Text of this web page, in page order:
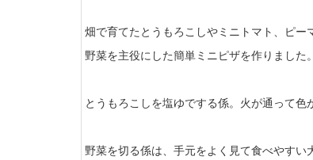
畑で育てたとうもろこしやミニトマト、ピー
野菜を主役にした簡単ミニピザを作りました。
とうもろこしを塩ゆでする係。火が通って
野菜を切る係は、手元をよく見て食べやすい